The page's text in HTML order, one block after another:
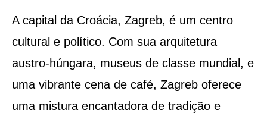
A capital da Croácia, Zagreb, é um centro
cultural e político. Com sua arquitetura
austro-húngara, museus de classe mundial, e
uma vibrante cena de café, Zagreb oferece
uma mistura encantadora de tradição e